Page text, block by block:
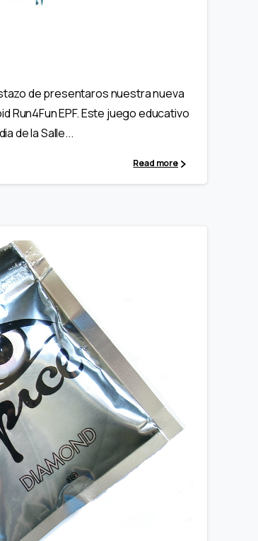
de presentaros nuestra nueva
Run4Fun EPF. Este juego educativo
de la Salle...
Read more